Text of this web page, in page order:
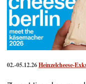
02.-05.12.26Heinzelcheese-